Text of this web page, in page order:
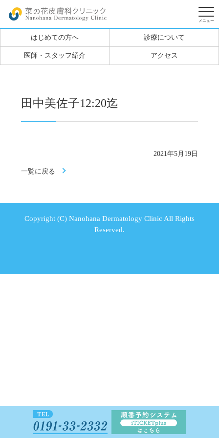
はじめての方へ 診療について
医師・スタッフ紹介 アクセス
田中美佐子12:20迄
2021年5月19日
一覧に戻る
Copyright (C) Nanohana Dermatology Clinic All Rights
Reserved.